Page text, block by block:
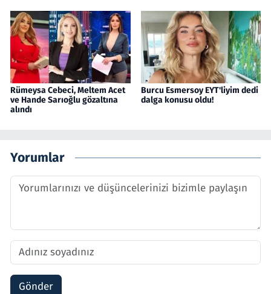
Rümeysa Cebeci, Meltem Acet
ve Hande Sarıoğlu gözaltına
alındı
Burcu Esmersoy EYT'liyim dedi
dalga konusu oldu!
Yorumlar
Gönder